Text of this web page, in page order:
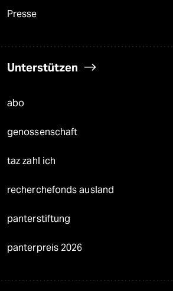
Presse
Unterstützen
abo
genossenschaft
taz zahl ich
recherchefonds ausland
panterstiftung
panterpreis 2026